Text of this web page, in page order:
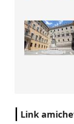
Link